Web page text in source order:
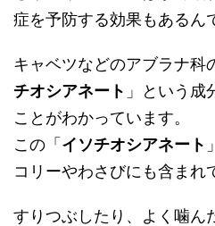
症を予防する効果もあるん
キャベツなどのアブラナ科
チオシアネート 」という成
ことがわかっています。
この「イソチオシアネート
コリーやわさびにも含まれ
すりつぶしたり、よく噛ん